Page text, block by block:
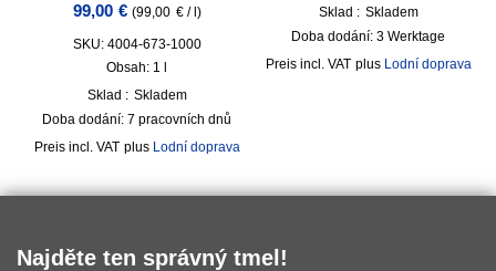
99,00 € (99,00 €/ )
SKU: 4004-673-1000
Obsah: 1 l
Sklad : Skladem
Doba dodání: 7 pracovních dnů
incl. VAT plus Lodní doprava
Sklad : Skladem
Doba dodání: 3 Werktage
incl. VAT plus Lodní doprava
Najděte ten správný tmel!